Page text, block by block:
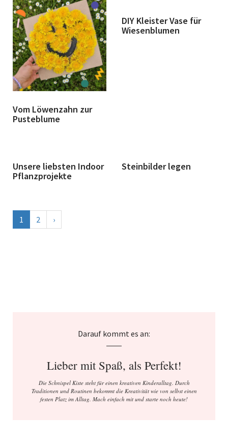
Vom Löwenzahn zur
Pusteblume
DIY Kleister Vase für
Wiesenblumen
Unsere liebsten Indoor
Pflanzprojekte
Steinbilder legen
1 2 ›
Darauf kommt es an:
Lieber mit Spaß, als Perfekt!
Die Schnispel Kiste steht für einen kreativen Kinderalltag. Durch
Traditionen und Routinen bekommt die Kreativität wie von selbst einen
festen Platz im Alltag. Mach einfach mit und starte noch heute!